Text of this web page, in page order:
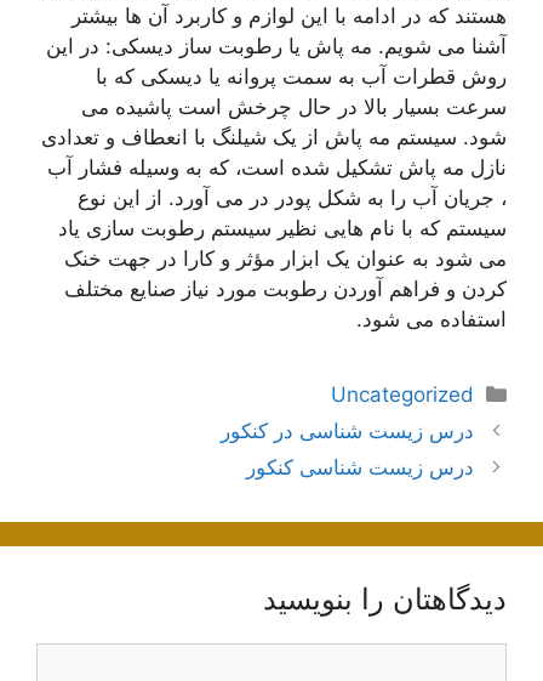
هستند که در ادامه با این لوازم و کاربرد آن ها بیشتر
آشنا می شویم. مه پاش یا رطوبت ساز دیسکی: در این
روش قطرات آب به سمت پروانه یا دیسکی که با
سرعت بسیار بالا در حال چرخش است پاشیده می
شود. سیستم مه پاش از یک شیلنگ با انعطاف و تعدادی
نازل مه پاش تشکیل شده است، که به وسیله فشار آب
، جریان آب را به شکل پودر در می آورد. از این نوع
سیستم که با نام هایی نظیر سیستم رطوبت سازی یاد
می شود به عنوان یک ابزار مؤثر و کارا در جهت خنک
کردن و فراهم آوردن رطوبت مورد نیاز صنایع مختلف
استفاده می شود.
دسته‌ها
Uncategorized
ناوبری
نوشته‌ها
درس زیست شناسی در کنکور
درس زیست شناسی کنکور
دیدگاهتان را بنویسید